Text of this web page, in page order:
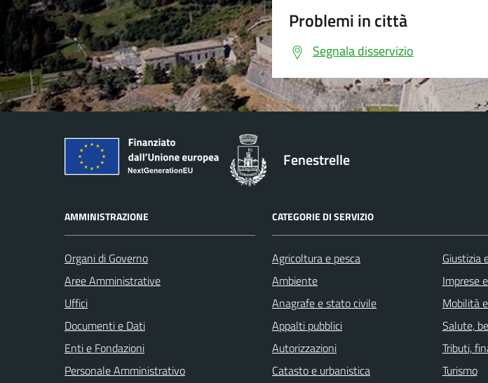
Problemi in città
Segnala disservizio
Fenestrelle
AMMINISTRAZIONE
Organi di Governo
Aree Amministrative
Uffici
Documenti e Dati
Enti e Fondazioni
Personale Amministrativo
CATEGORIE DI SERVIZIO
Agricoltura e pesca
Ambiente
Anagrafe e stato civile
Appalti pubblici
Autorizzazioni
Catasto e urbanistica
Giustizia
Imprese
Mobilità
Salute,
Tributi,
Turismo